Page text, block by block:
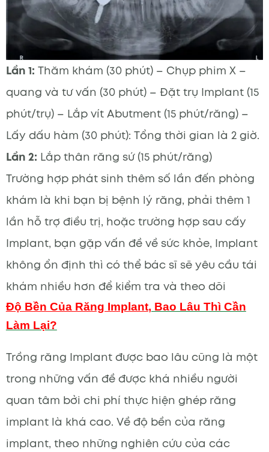
Lần 1: Thăm khám (30 phút) – Chụp phim X –
quang và tư vấn (30 phút) – Đặt trụ Implant (15
phút/trụ) – Lắp vít Abutment (15 phút/răng) –
Lấy dấu hàm (30 phút): Tổng thời gian là 2 giờ.
Lần 2: Lắp thân răng sứ (15 phút/răng)
Trường hợp phát sinh thêm số lần đến phòng
khám là khi bạn bị bệnh lý răng, phải thêm 1
lần hỗ trợ điều trị, hoặc trường hợp sau cấy
Implant, bạn gặp vấn đề về sức khỏe, Implant
không ổn định thì có thể bác sĩ sẽ yêu cầu tái
khám nhiều hơn để kiểm tra và theo dõi
Độ Bền Của Răng Implant, Bao Lâu Thì Cần
Làm Lại?
Trồng răng Implant được bao lâu cũng là một
trong những vấn đề được khá nhiều người
quan tâm bởi chi phí thực hiện ghép răng
implant là khá cao. Về độ bền của răng
implant, theo những nghiên cứu của các